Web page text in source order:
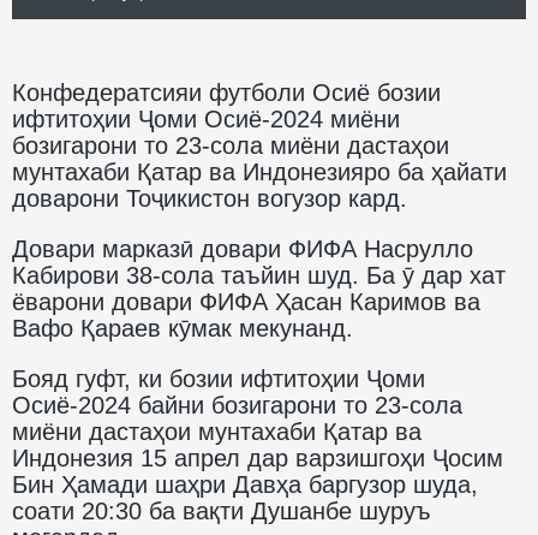
Конфедератсияи футболи Осиё бозии
ифтитоҳии Ҷоми Осиё-2024 миёни
бозигарони то 23-сола миёни дастаҳои
мунтахаби Қатар ва Индонезияро ба ҳайати
доварони Тоҷикистон вогузор кард.
Довари марказӣ довари ФИФА Насрулло
Кабирови 38-сола таъйин шуд. Ба ӯ дар хат
ёварони довари ФИФА Ҳасан Каримов ва
Вафо Қараев кӯмак мекунанд.
Бояд гуфт, ки бозии ифтитоҳии Ҷоми
Осиё-2024 байни бозигарони то 23-сола
миёни дастаҳои мунтахаби Қатар ва
Индонезия 15 апрел дар варзишгоҳи Ҷосим
Бин Ҳамади шаҳри Давҳа баргузор шуда,
соати 20:30 ба вақти Душанбе шуруъ